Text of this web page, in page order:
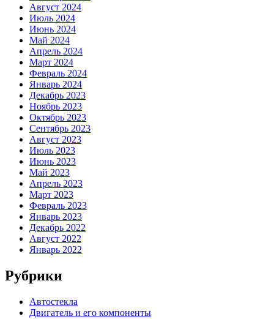
Август 2024
Июль 2024
Июнь 2024
Май 2024
Апрель 2024
Март 2024
Февраль 2024
Январь 2024
Декабрь 2023
Ноябрь 2023
Октябрь 2023
Сентябрь 2023
Август 2023
Июль 2023
Июнь 2023
Май 2023
Апрель 2023
Март 2023
Февраль 2023
Январь 2023
Декабрь 2022
Август 2022
Январь 2022
Рубрики
Автостекла
Двигатель и его компоненты